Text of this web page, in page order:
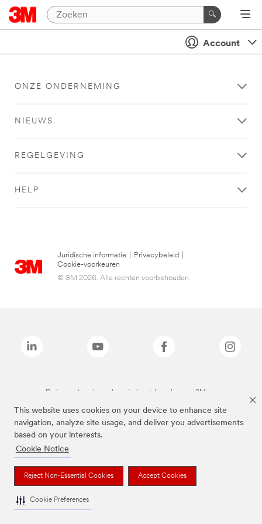
This website uses cookies on your device to enhance site
navigation, analyze site usage, and deliver you advertisements
based on your interests.
Cookie Notice
Reject Non-Essential Cookies Accept Cookies
Cookie Preferences
Account
ONZE ONDERNEMING
NIEUWS
REGELGEVING
HELP
Juridische informatie Privacybeleid
Cookie-voorkeuren
© 3M 2026. Alle rechten voorbehouden.
De bovenstaande merken zijn handelsmerken van 3M.we